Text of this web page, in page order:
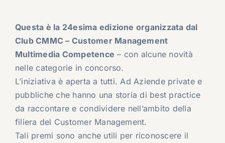
Questa è la 24esima edizione organizzata dal
Club CMMC – Customer Management
Multimedia Competence – con alcune novità
nelle categorie in concorso.
L’iniziativa è aperta a tutti. Ad Aziende private e
pubbliche che hanno una storia di best practice
da raccontare e condividere nell’ambito della
filiera del Customer Management.
Tali premi sono anche utili per riconoscere il